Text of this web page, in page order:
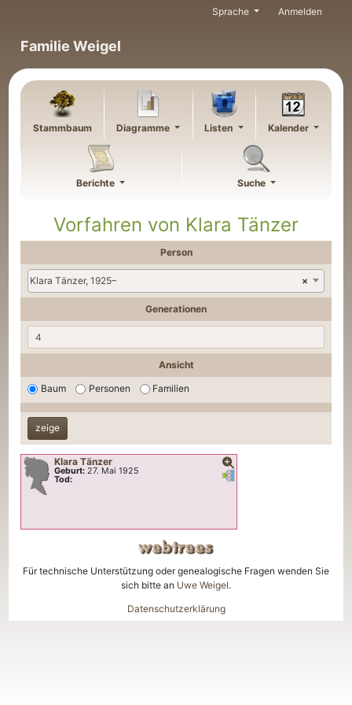
Familie Weigel
Sprache Anmelden
Stammbaum Diagramme Listen Kalender
Berichte Suche
Vorfahren von Klara Tänzer
Person
×
Klara Tänzer, 1925–
Generationen
Ansicht
Baum Personen Familien
Verknüpfungen
Verknüpfungen
KlaraTänzer
Geburt: 27. Mai 1925
Tod:
Für technische Unterstützung oder genealogische Fragen wenden Sie
sich bitte an Uwe Weigel.
Datenschutzerklärung